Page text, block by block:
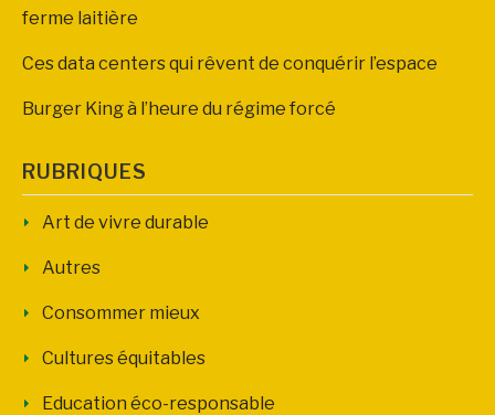
ferme laitière
Ces data centers qui rêvent de conquérir l’espace
Burger King à l’heure du régime forcé
RUBRIQUES
Art de vivre durable
Autres
Consommer mieux
Cultures équitables
Education éco-responsable